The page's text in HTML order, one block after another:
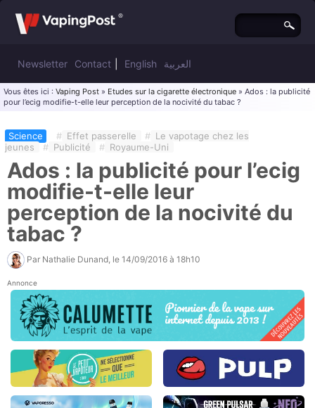
Newsletter Contact English العربية
Vous êtes ici : Vaping Post » Etudes sur la cigarette électronique » Ados : la publicité
pour l’ecig modifie-t-elle leur perception de la nocivité du tabac ?
Science # Effet passerelle # Le vapotage chez les
jeunes
# Publicité # Royaume-Uni
Ados : la publicité pour l’ecig
modifie-t-elle leur
perception de la nocivité du
tabac ?
Par Nathalie Dunand , le 14/09/2016 à 18h10
Annonce